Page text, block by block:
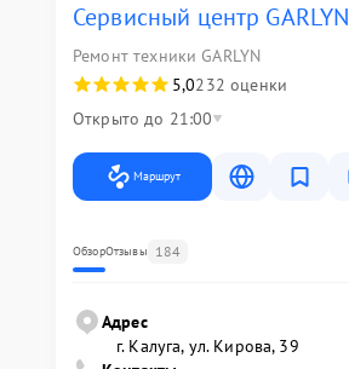
Сервисный центр GARLYN
Ремонт техники GARLYN
5,0232 оценки
Открыто до 21:00
Маршрут
ОбзорОтзывы 184
Адрес
г. Калуга, ул. Кирова, 39